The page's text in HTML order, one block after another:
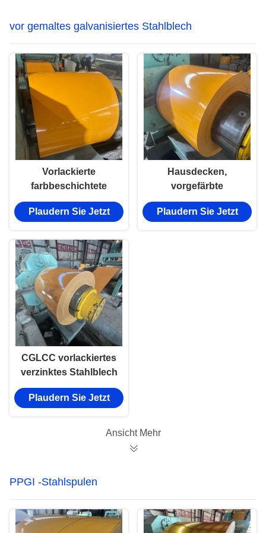
vor gemaltes galvanisiertes Stahlblech
Vorlackierte
farbbeschichtete
Aluminiumspule PPGI
farbbeschichtete
Plaudern Sie Jetzt
Hausdecken,
vorgefärbte
galvanisierte
Eisenplatten PPGI
Plaudern Sie Jetzt
CGLCC vorlackiertes
verzinktes Stahlblech
PPGI/PPCL
Stahlblech für
Plaudern Sie Jetzt
Ansicht Mehr
PPGI -Stahlspulen